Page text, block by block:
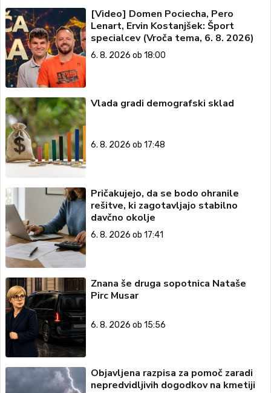
[Video] Domen Pociecha, Pero
Lenart, Ervin Kostanjšek: Šport
specialcev (Vroča tema, 6. 8. 2026)
6. 8. 2026 ob 18:00
Vlada gradi demografski sklad
6. 8. 2026 ob 17:48
Pričakujejo, da se bodo ohranile
rešitve, ki zagotavljajo stabilno
davčno okolje
6. 8. 2026 ob 17:41
Znana še druga sopotnica Nataše
Pirc Musar
6. 8. 2026 ob 15:56
Objavljena razpisa za pomoč zaradi
nepredvidljivih dogodkov na kmetiji